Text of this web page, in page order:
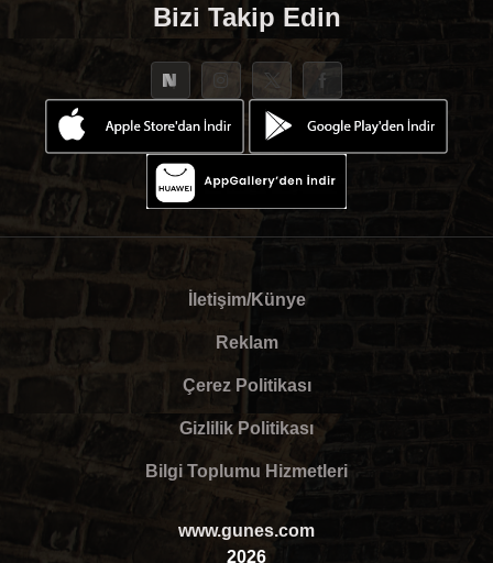
Bizi Takip Edin
İletişim/Künye
Reklam
Çerez Politikası
Gizlilik Politikası
Bilgi Toplumu Hizmetleri
www.gunes.com
2026